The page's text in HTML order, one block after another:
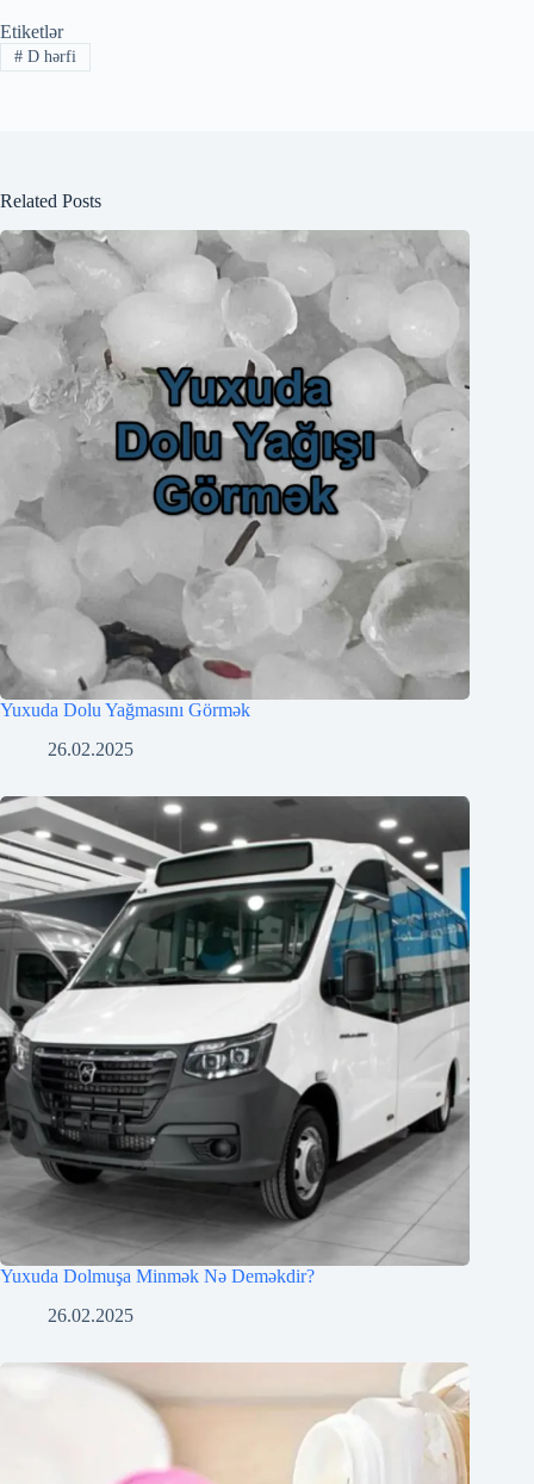
Etiketlər
#D hərfi
Related Posts
Yuxuda Dolu Yağmasını Görmək
26.02.2025
Yuxuda Dolmuşa Minmək Nə Deməkdir?
26.02.2025